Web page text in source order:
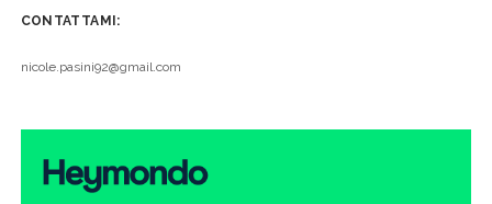
CONTATTAMI:
nicole.pasini92@gmail.com